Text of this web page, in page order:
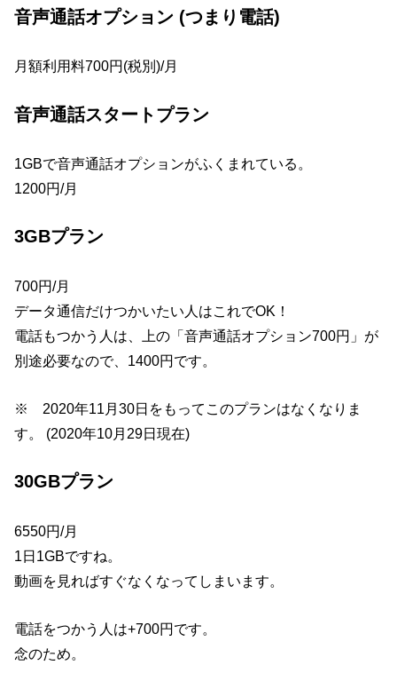
音声通話オプション (つまり電話)
月額利用料700円(税別)/月
音声通話スタートプラン
1GBで音声通話オプションがふくまれている。
1200円/月
3GBプラン
700円/月
データ通信だけつかいたい人はこれでOK！
電話もつかう人は、上の「音声通話オプション700円」が
別途必要なので、1400円です。
※ 2020年11月30日をもってこのプランはなくなりま
す。 (2020年10月29日現在)
30GBプラン
6550円/月
1日1GBですね。
動画を見ればすぐなくなってしまいます。
電話をつかう人は+700円です。
念のため。